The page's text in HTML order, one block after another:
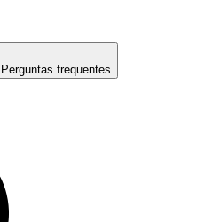
Perguntas frequentes